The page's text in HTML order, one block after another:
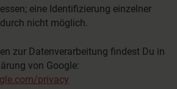
eine Identifizierung einzelner
nicht möglich.
zur Datenverarbeitung findest Du in
von Google:
privacy